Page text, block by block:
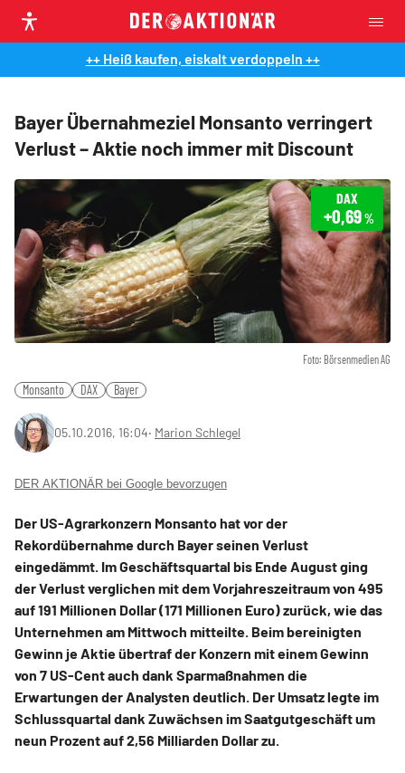
++ Heiß kaufen, eiskalt verdoppeln ++
Bayer Übernahmeziel Monsanto verringert
Verlust – Aktie noch immer mit Discount
Foto: Börsenmedien AG
DAX
+0,69%
Monsanto DAX Bayer
05.10.2016, 16:04‧ Marion Schlegel
DER AKTIONÄR bei Google bevorzugen
Der US-Agrarkonzern Monsanto hat vor der
Rekordübernahme durch Bayer seinen Verlust
eingedämmt. Im Geschäftsquartal bis Ende August ging
der Verlust verglichen mit dem Vorjahreszeitraum von 495
auf 191 Millionen Dollar (171 Millionen Euro) zurück, wie das
Unternehmen am Mittwoch mitteilte. Beim bereinigten
Gewinn je Aktie übertraf der Konzern mit einem Gewinn
von 7 US-Cent auch dank Sparmaßnahmen die
Erwartungen der Analysten deutlich. Der Umsatz legte im
Schlussquartal dank Zuwächsen im Saatgutgeschäft um
neun Prozent auf 2,56 Milliarden Dollar zu.